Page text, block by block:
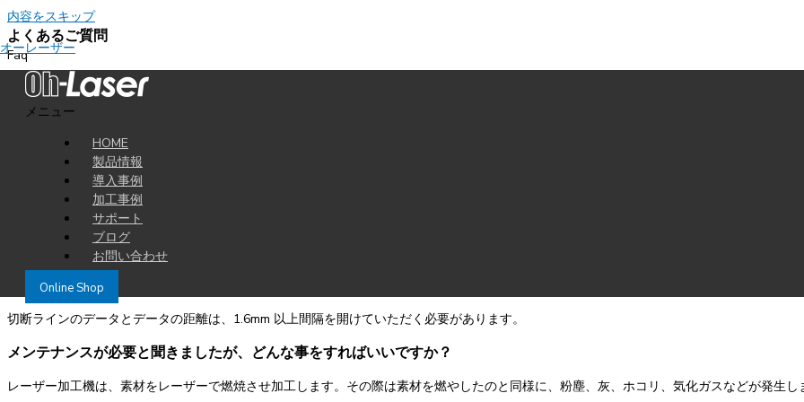
内容をスキップ
オーレーザー
メニュー
HOME
製品情報
導入事例
加工事例
サポート
ブログ
お問い合わせ
Online Shop
よくあるご質問
Faq
製品に関するご質問
HAJIME レーザー加工機は、着脱式のハニカムテーブルを採用しているため、機械上に原点位置を表示しておりません。（脱着するたびにズ
加工素材をテーブルにセットした後、レーザーポインターを加工開始位置に合わせる仕様となります。
また、ハニカムテーブルにあらかじめ紙などを敷いていただき、アウトラインの輪郭もしくはアートボードの輪郭をマークして素材をセット
レーザーの焦点はどのくらいの大きさですか？
理論上の焦点径は約 0.08mm となりますが、実際に素材へ照射した際の燃え広がりを考慮しますと 0.2mm ～ 0.8mm ほどの刃幅となります
切断ラインのデータとデータの距離は、1.6mm 以上間隔を開けていただく必要があります。
メンテナンスが必要と聞きましたが、どんな事をすればいいですか？
レーザー加工機は、素材をレーザーで燃焼させ加工します。その際は素材を燃やしたのと同様に、粉塵、灰、ホコリ、気化ガスなどが発生し